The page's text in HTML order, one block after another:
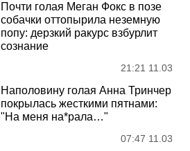
Почти голая Меган Фокс в позе
собачки оттопырила неземную
попу: дерзкий ракурс взбурлит
сознание
21:21 11.03
Наполовину голая Анна Тринчер
покрылась жесткими пятнами:
"На меня на*рала…"
07:47 11.03